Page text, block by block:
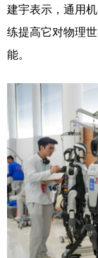
建宇表示，通用
练提高它对物理
能。